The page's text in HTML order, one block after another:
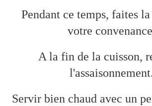
Pendant ce temps, faites
votre
A la fin de la cuisson,
Servir bien chaud avec un